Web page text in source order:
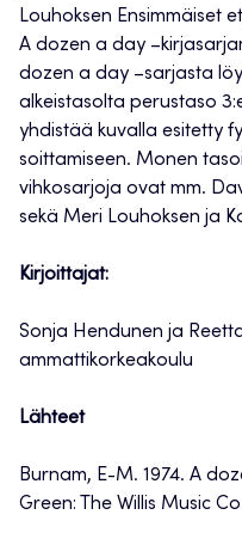
Louhoksen Ensimmäiset
A dozen a day
dozen a day –sarjasta
alkeistasolta perustaso
yhdistää kuvalla esitetty
soittamiseen. Monen
vihkosarjoja ovat mm.
sekä Meri Louhoksen ja
Kirjoittajat:
Sonja Hendunen ja
ammattikorkeakoulu
Lähteet
Burnam, E-M. 1974. A
Green: The Willis Music